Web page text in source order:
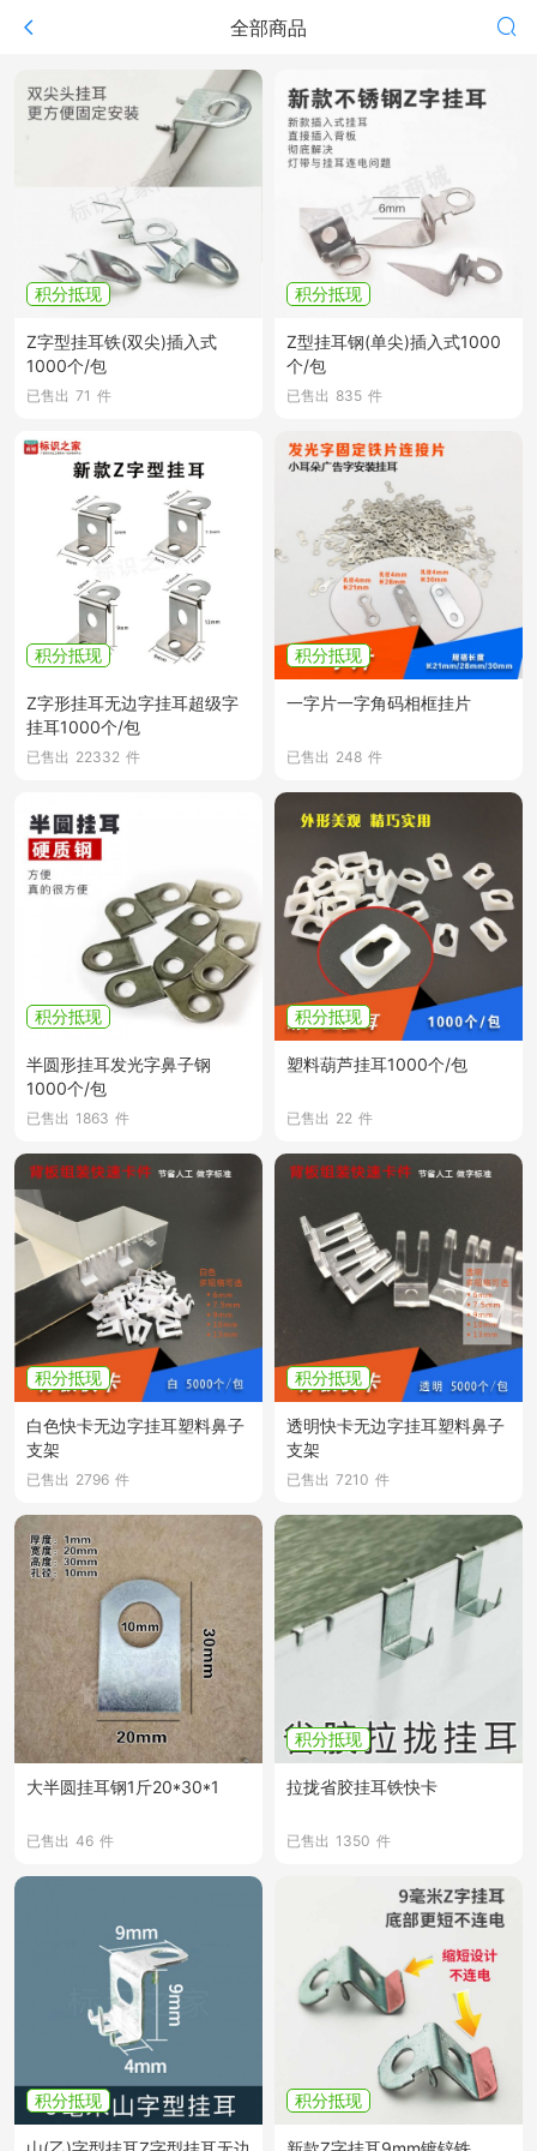
全部商品
积分抵现
Z字型挂耳铁(双尖)插入式
1000个/包
已售出 71 件
积分抵现
Z型挂耳钢(单尖)插入式1000
个/包
已售出 835 件
积分抵现
Z字形挂耳无边字挂耳超级字
挂耳1000个/包
已售出 22332 件
积分抵现
一字片一字角码相框挂片
已售出 248 件
积分抵现
半圆形挂耳发光字鼻子钢
1000个/包
已售出 1863 件
积分抵现
塑料葫芦挂耳1000个/包
已售出 22 件
积分抵现
白色快卡无边字挂耳塑料鼻子
支架
已售出 2796 件
积分抵现
透明快卡无边字挂耳塑料鼻子
支架
已售出 7210 件
大半圆挂耳钢1斤20*30*1
已售出 46 件
积分抵现
拉拢省胶挂耳铁快卡
已售出 1350 件
积分抵现 积分抵现